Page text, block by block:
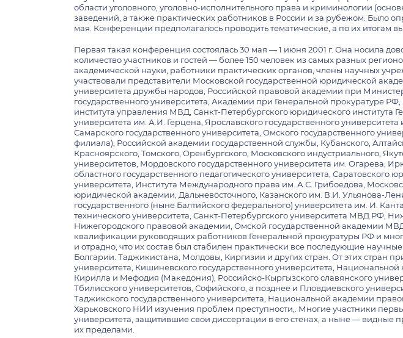
Кафедры
Лаборатории
Персональный рейтинг преподавателя
Библиотечно-информационный центр
Аккредитация
Учебные
Аналитика и
Грифы УМО
Состав УМО
АДМИНИСТРАТИВНЫЕ ПОДРАЗДЕЛЕНИЯ
Руководство
Функциональные подразделения
Структурные подразделения
Общие
Отчеты о
Новости
Восстановление отчисленных студентов с 1 сентября 2026 г.
Перечень документов для поступления
Варианты вступительных испытаний прошлых лет
Ответы на вопросы абитуриентов
Дни открытых дверей и выставки
Собеседование по английскому языку для абитуриентов
Архив
ОЛИМПИАДА ШКОЛЬНИКОВ "ЛОМОНОСОВ" ПО ПРАВУ
Контакты отдела олимпиад
Архив
История проведения олимпиады школьников «Ломоносов» по
праву
ПОСТУПАЮЩИМ В АСПИРАНТУРУ
Библиотека
УЧЕБНЫЙ ПРОЦЕСС
Бакалавриат
Магистратура
Спецотделение (второе высшее юридическое образование)
Документы, регулирующие учебный процесс
Образовательные стандарты МГУ и учебные планы
Рабочие планы, аннотации дисциплин
Справочник студента
Кураторы и наставники
Стипендии и гранты
Учебная и производственная практика
Студенческая бесплатная юридическая консультация
Курсовые и выпускные квалификационные работы
Информация для выпускных курсов
Информация для студентов о порядке перевода с платного
обучения на бесплатное
Прикрепление (соискательство)
НАУЧНЫЕ ОБЩЕСТВА
Совет молодых ученых
Научное студенческое общество
Кафедральные научные студенческие кружки
НАУЧНО-ОБРАЗОВАТЕЛЬНЫЕ ЦЕНТРЫ
Центр частноправовых исследований
Центр парламентаризма
Научно-образовательный центр «Уголовно-правовая экспертиза»
Научно-образовательный центр международного и
сравнительного уголовного права имени Н.Ф. Кузнецовой
Научно-образовательный центр «Проблемы уголовно-
исполнительного права» имени Ю.М. Ткачевского
Научно-образовательный центр криминологических исследований
НОЦ развития институтов гражданского процессуального права
Конкурс на замещение должностей
ПАРТНЕРАМ
Спонсорская поддержка
С нами сотрудничают
Телефонный справочник
Единая коммуникационная платформа
База локальных нормативных актов
Электронно-библиотечные системы
области уголовного, уголовно-исполнительного права и криминологии
заведений, а также практических работников в России и за рубежом. Было
мая. Конференции предполагалось проводить тематические, а по их итогам
Первая такая конференция состоялась 30 мая — 1 июня 2001 г. Она носила
количество участников и гостей — более 150 человек из самых разных
академической науки, работники практических органов, члены научных
участвовали представители Московской государственной юридической
университета дружбы народов, Российской правовой академии при
государственного университета, Академии при Генеральной
института управления МВД, Санкт-Петербургского юридического института
университета им. А.И. Герцена, Ярославского государственного
Самарского государственного университета, Омского государственного
филиала), Российской академии государственной службы, Кубанского,
Красноярского, Томского, Оренбургского, Московского индустриального,
университетов, Мордовского государственного университета им. Огарева,
областного государственного педагогического университета, Саратовского
университета, Института Международного права им. А.С. Грибоедова,
юридической академии, Дальневосточного, Казанского им. В.И. Ульянова-
государственного (ныне Балтийского федерального) университета им. И.
технического университета, Санкт-Петербургского университета МВД РФ,
Нижегородского правовой академии, Омской государственной академии
квалификации руководящих работников Генеральной прокуратуры РФ и
и отрадно, что их состав был стабилен практически все последующие
Болгарии. Таджикистана, Молдовы, Киргизии и других стран. От этих стран
университета, Кишиневского государственного университета,
Кирилла и Мефодия (Македония), Российско-Кыргызского славянского
Тбилисского университетов, Софийского, а позднее и Пловдиевского
Таджикского государственного университета, Национальной академии
Харьковского НИИ изучения проблем преступности,. Многие участники
университета, защитившие свои диссертации в его стенах, а ныне — видные
их пределами.